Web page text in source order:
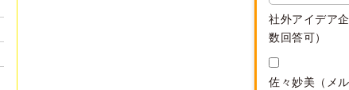
社外アイデア
数回答可）
佐々妙美（メ